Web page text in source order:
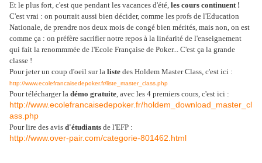
Et le plus fort, c'est que pendant les vacances d'été, les cours continuent !
C'est vrai : on pourrait aussi bien décider, comme les profs de l'Education
Nationale, de prendre nos deux mois de congé bien mérités, mais non, on est
comme ça : on préfère sacrifier notre repos à la linéarité de l'enseignement
qui fait la renommmée de l'Ecole Française de Poker... C'est ça la grande
classe !
Pour jeter un coup d'oeil sur la liste des Holdem Master Class, c'est ici :
http://www.ecolefrancaisedepoker.fr/liste_master_class.php
Pour télécharger la démo gratuite, avec les 4 premiers cours, c'est ici :
http://www.ecolefrancaisedepoker.fr/holdem_download_master_cl
ass.php
Pour lire des avis d'étudiants de l'EFP :
http://www.over-pair.com/categorie-801462.html